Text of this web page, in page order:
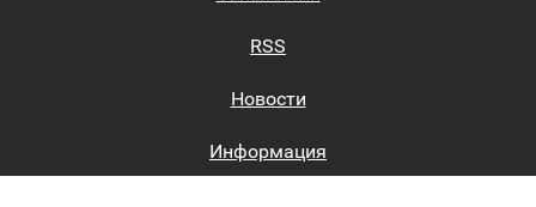
RSS
Новости
Информация